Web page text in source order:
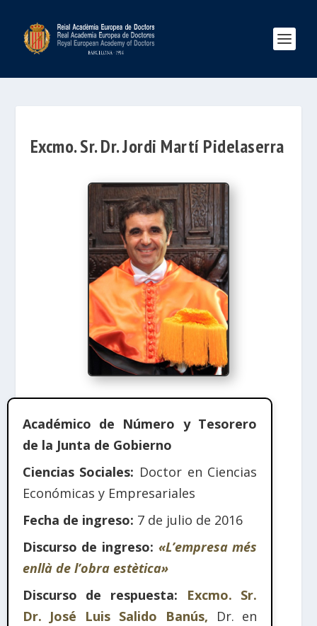
Excmo. Sr. Dr. Jordi Martí Pidelaserra
Académico de Número y Tesorero
de la Junta de Gobierno
Ciencias Sociales: Doctor en Ciencias
Económicas y Empresariales
Fecha de ingreso: 7 de julio de 2016
Discurso de ingreso: «L’empresa més
enllà de l’obra estètica»
Discurso de respuesta: Excmo. Sr.
Dr. José Luis Salido Banús,
Dr. en